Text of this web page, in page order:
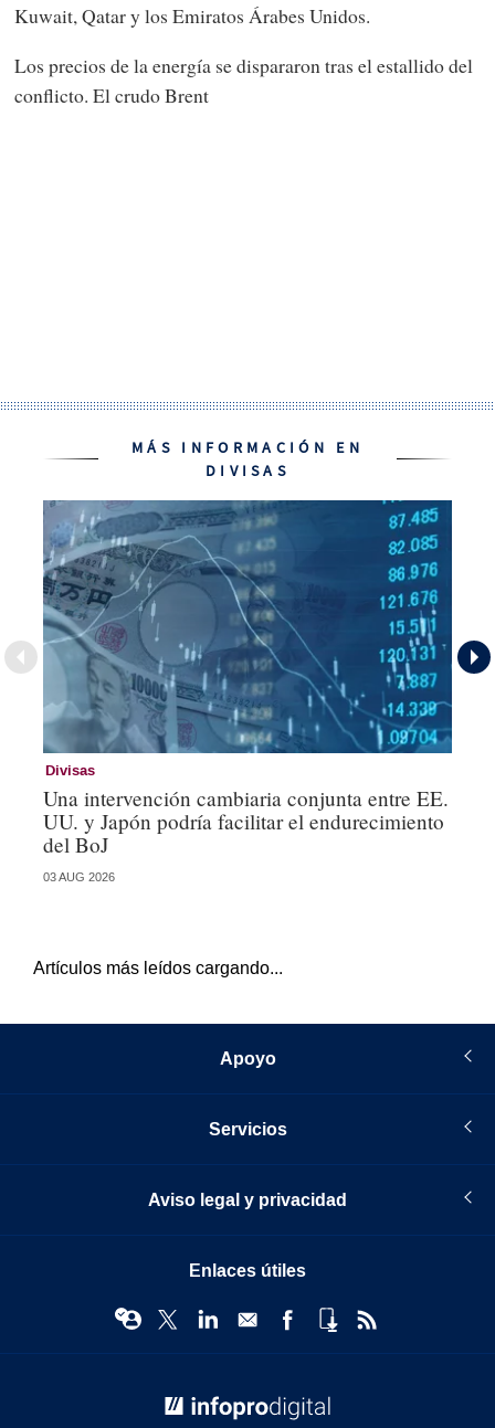
Kuwait, Qatar y los Emiratos Árabes Unidos.
Los precios de la energía se dispararon tras el estallido del
conflicto. El crudo Brent
MÁS INFORMACIÓN EN
DIVISAS
Divisas
Una intervención cambiaria conjunta entre EE.
UU. y Japón podría facilitar el endurecimiento
del BoJ
03 AUG 2026
Artículos más leídos cargando...
Apoyo
Servicios
Aviso legal y privacidad
Enlaces útiles